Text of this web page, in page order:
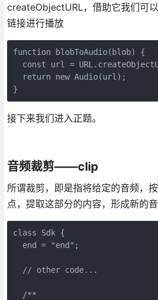
createObjectURL，借助它我们可
链接进行播放
function blobToAudio(blob) {
const url =
  return new Audio(url);
}
接下来我们进入正题。
音频裁剪——clip
所谓裁剪，即是指将给定的音频，
点，提取这部分的内容，形成新的音
class Sdk {
  end = "end";
  // other code...
  /**